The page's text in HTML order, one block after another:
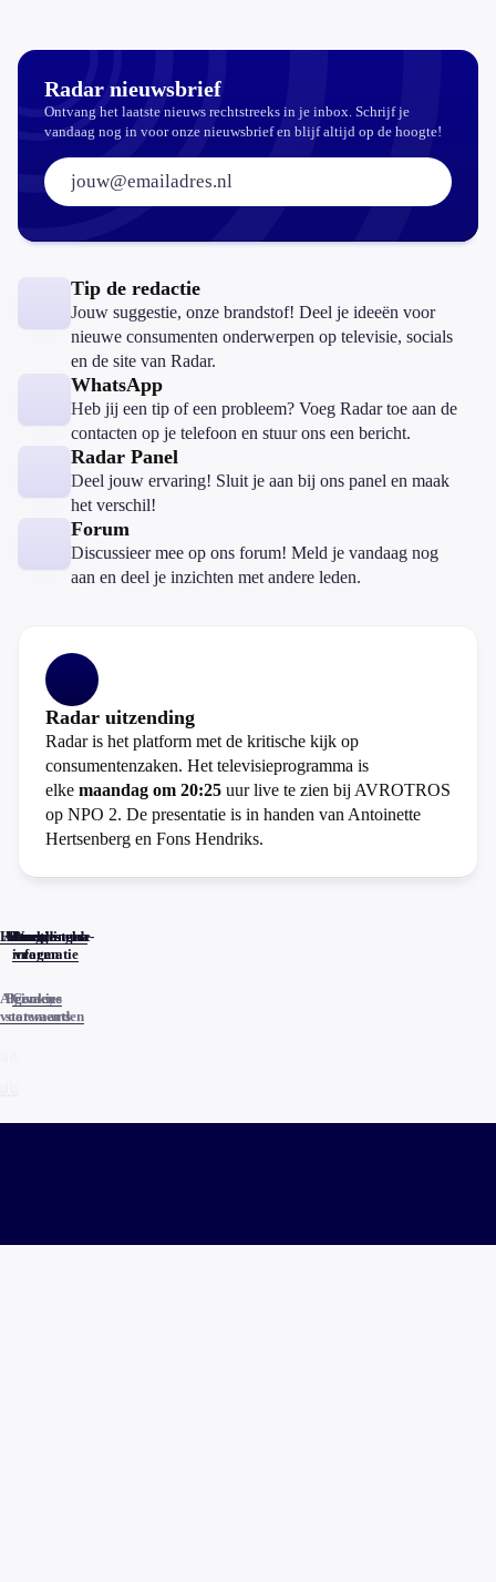
Radar nieuwsbrief
Ontvang het laatste nieuws rechtstreeks in je inbox. Schrijf je
vandaag nog in voor onze nieuwsbrief en blijf altijd op de hoogte!
E-mailadres:
Tip de redactie
Jouw suggestie, onze brandstof! Deel je ideeën voor
nieuwe consumenten onderwerpen op televisie, socials
en de site van Radar.
WhatsApp
Heb jij een tip of een probleem? Voeg Radar toe aan de
contacten op je telefoon en stuur ons een bericht.
Radar Panel
Deel jouw ervaring! Sluit je aan bij ons panel en maak
het verschil!
Forum
Discussieer mee op ons forum! Meld je vandaag nog
aan en deel je inzichten met andere leden.
Radar uitzending
Radar is het platform met de kritische kijk op
consumentenzaken. Het televisieprogramma is
elke maandag om 20:25 uur live te zien bij AVROTROS
op NPO 2. De presentatie is in handen van Antoinette
Hertsenberg en Fons Hendriks.
Home
Actueel
Uitzendingen
Reacties
Programma-
informatie
Veelgestelde
vragen
Algemene
voorwaarden
Privacy
statements
Cookies